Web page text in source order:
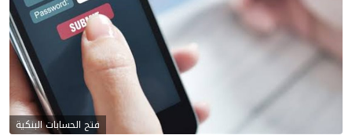
فتح الحسابات البنكية